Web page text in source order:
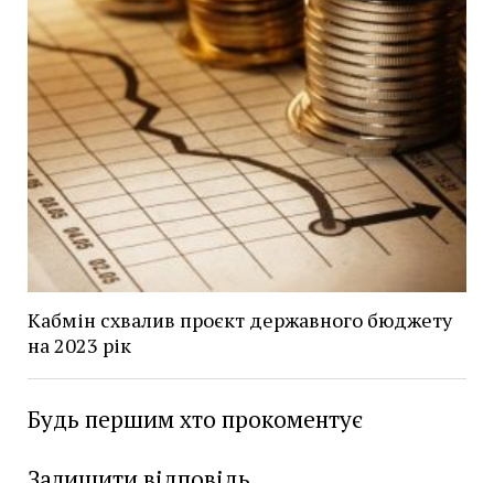
Кабмін схвалив проєкт державного бюджету
на 2023 рік
Будь першим хто прокоментує